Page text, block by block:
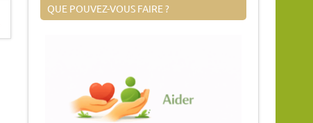
QUE POUVEZ-VOUS FAIRE ?